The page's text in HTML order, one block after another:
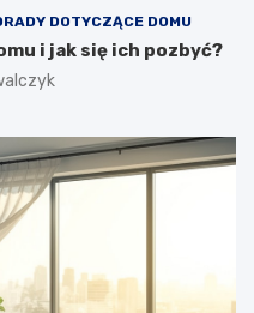
DOTYCZĄCE DOMU
i jak się ich pozbyć?